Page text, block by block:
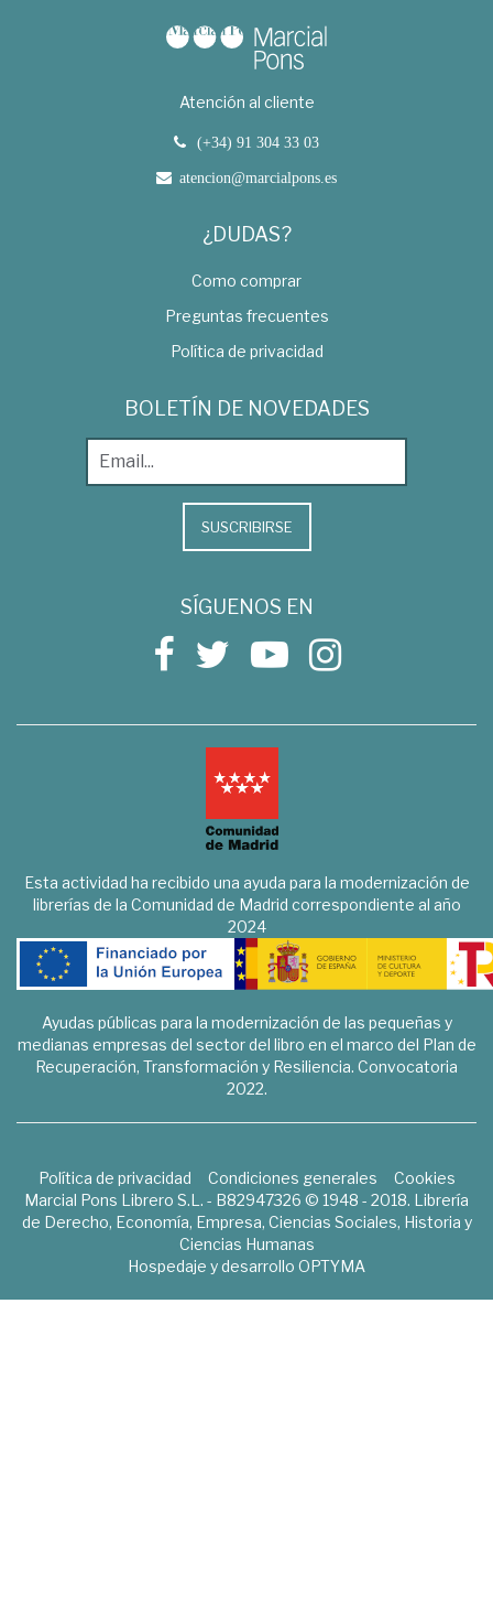
Atención al cliente
(+34) 91 304 33 03
atencion@marcialpons.es
¿DUDAS?
Como comprar
Preguntas frecuentes
Política de privacidad
BOLETÍN DE NOVEDADES
SUSCRIBIRSE
SÍGUENOS EN
Esta actividad ha recibido una ayuda para la modernización de
librerías de la Comunidad de Madrid correspondiente al año
2024
Ayudas públicas para la modernización de las pequeñas y
medianas empresas del sector del libro en el marco del Plan de
Recuperación, Transformación y Resiliencia. Convocatoria
2022.
Política de privacidad Condiciones generales
Cookies
Marcial Pons Librero S.L. - B82947326 © 1948 - 2018. Librería
de Derecho, Economía, Empresa, Ciencias Sociales, Historia y
Ciencias Humanas
Hospedaje y desarrollo OPTYMA